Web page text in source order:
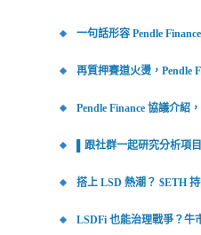
一句話形容 Pendle
再質押賽道火燙，Pendle
Pendle Finance 協議介紹
▌跟社群一起研究分析項
搭上 LSD 熱潮？ $ETH
LSDFi 也能治理戰爭？牛